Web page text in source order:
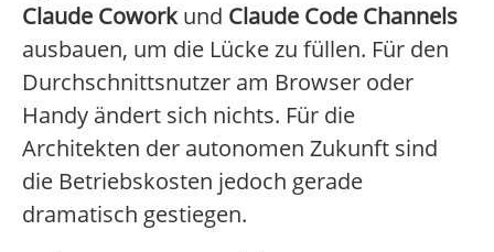
Claude Coworkund Claude Code Channels
ausbauen, um die Lücke zu füllen. Für den
Durchschnittsnutzer am Browser oder
Handy ändert sich nichts. Für die
Architekten der autonomen Zukunft sind
die Betriebskosten jedoch gerade
dramatisch gestiegen.